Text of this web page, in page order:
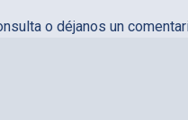
o déjanos un